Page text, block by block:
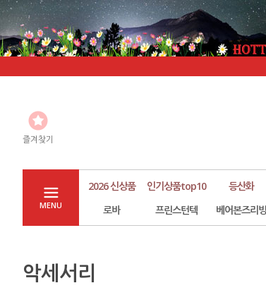
즐겨찾기
MENU
2026 신상품 인기상품top10 등산화
로바
프린스턴텍 베어본즈리빙
악세서리